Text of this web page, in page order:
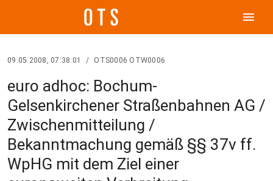
menu
09.05.2008, 07:38:01 / OTS0006 OTW0006
euro adhoc: Bochum-
Gelsenkirchener Straßenbahnen AG /
Zwischenmitteilung /
Bekanntmachung gemäß §§ 37v ff.
WpHG mit dem Ziel einer